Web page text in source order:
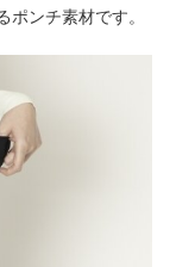
ンチ素材です。